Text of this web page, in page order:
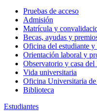
Pruebas de acceso
Admisión
Matrícula y
Becas, ayudas y
Oficina del estudiante
Orientación laboral y
Observatorio y casa del
Vida universitaria
Oficina Universitaria
Biblioteca
Estudiantes